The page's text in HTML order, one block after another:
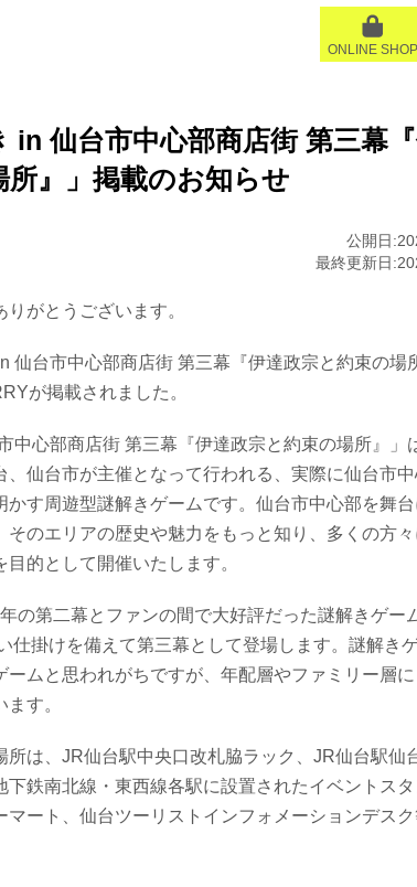
ONLINE SHOP
in 仙台市中心部商店街 第三幕
所』」掲載のお知らせ
公開日
最終更新日
がとうございます。
仙台市中心部商店街 第三幕『伊達政宗と約束の場
が掲載されました。
中心部商店街 第三幕『伊達政宗と約束の場所』」
、仙台市が主催となって行われる、実際に仙台市
かす周遊型謎解きゲームです。仙台市中心部を舞
そのエリアの歴史や魅力をもっと知り、多くの方
的として開催いたします。
の第二幕とファンの間で大好評だった謎解きゲー
仕掛けを備えて第三幕として登場します。謎解き
ームと思われがちですが、年配層やファミリー層
す。
所は、JR仙台駅中央口改札脇ラック、JR仙台駅仙
鉄南北線・東西線各駅に設置されたイベントスタ
マート、仙台ツーリストインフォメーションデス